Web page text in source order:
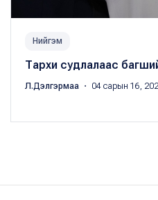
Нийгэм
Тархи судлалаас
Л.Дэлгэрмаа ・ 04 сарын 16,